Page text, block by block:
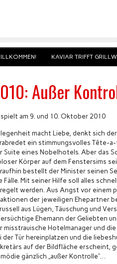
KAVIAR TRIFFT
Außer
am 9. und 10. Oktober 2010
macht Liebe, denkt sich
ein stimmungsvolles Tête-
Suite eines Nobelhotels. Aber das
Körper auf dem Fenstersims
bestellt der Minister seinen
Fälle. Mit seiner Hilfe soll alles
werden. Aus Angst vor einem
der jeweiligen Ehepartner
aus Lügen, Täuschung und
Ehemann der Geliebten
misstrauische Hotelmanager und
der Tür hereinplatzen und die
auf der Bildfläche erscheint,
gänzlich „außer Kontrolle“…